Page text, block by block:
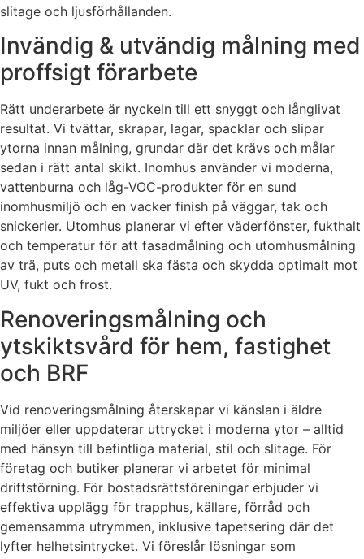
slitage och ljusförhållanden.
Invändig & utvändig målning med
proffsigt förarbete
Rätt underarbete är nyckeln till ett snyggt och långlivat
resultat. Vi tvättar, skrapar, lagar, spacklar och slipar
ytorna innan målning, grundar där det krävs och målar
sedan i rätt antal skikt. Inomhus använder vi moderna,
vattenburna och låg-VOC-produkter för en sund
inomhusmiljö och en vacker finish på väggar, tak och
snickerier. Utomhus planerar vi efter väderfönster, fukthalt
och temperatur för att fasadmålning och utomhusmålning
av trä, puts och metall ska fästa och skydda optimalt mot
UV, fukt och frost.
Renoveringsmålning och
ytskiktsvård för hem, fastighet
och BRF
Vid renoveringsmålning återskapar vi känslan i äldre
miljöer eller uppdaterar uttrycket i moderna ytor – alltid
med hänsyn till befintliga material, stil och slitage. För
företag och butiker planerar vi arbetet för minimal
driftstörning. För bostadsrättsföreningar erbjuder vi
effektiva upplägg för trapphus, källare, förråd och
gemensamma utrymmen, inklusive tapetsering där det
lyfter helhetsintrycket. Vi föreslår lösningar som